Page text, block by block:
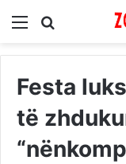
Menu
Festa
të